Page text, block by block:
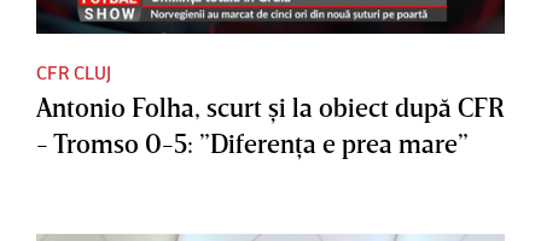
CFR CLUJ
Antonio Folha, scurt şi la obiect după CFR
- Tromso 0-5: ”Diferenţa e prea mare”